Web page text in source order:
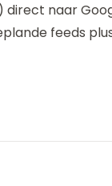
direct naar
feeds